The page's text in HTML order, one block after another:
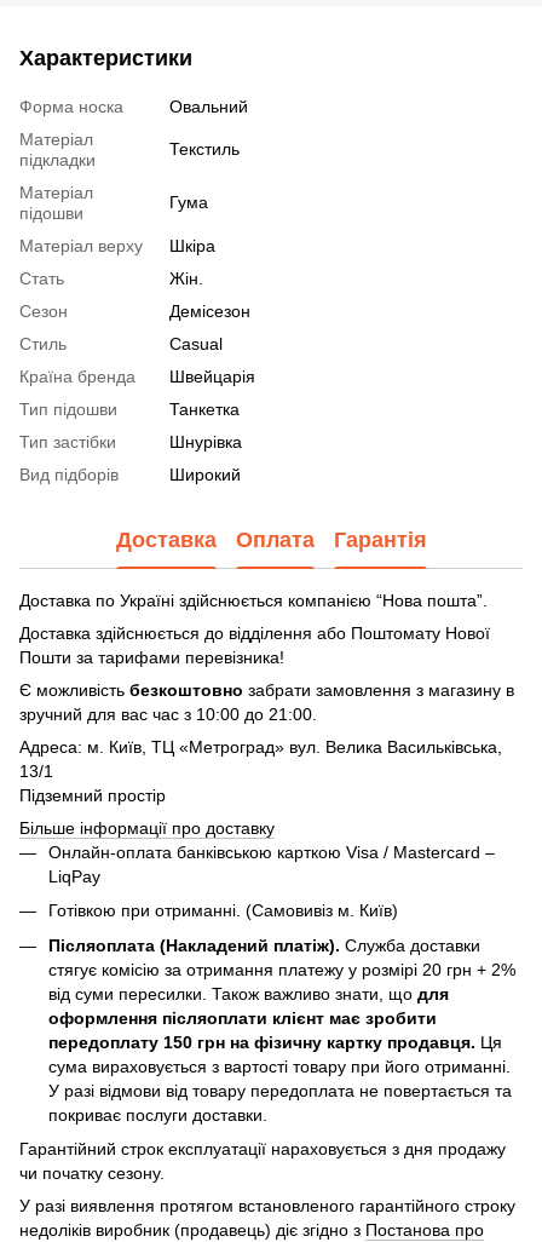
Характеристики
Форма носка
Овальний
Матеріал
підкладки
Текстиль
Матеріал
підошви
Гума
Матеріал верху
Шкіра
Стать
Жін.
Сезон
Демісезон
Стиль
Casual
Країна бренда
Швейцарія
Тип підошви
Танкетка
Тип застібки
Шнурівка
Вид підборів
Широкий
Доставка Оплата Гарантія
Доставка по Україні здійснюється компанією “Нова пошта”.
Доставка здійснюється до відділення або Поштомату Нової
Пошти за тарифами перевізника!
Є можливість безкоштовно забрати замовлення з магазину в
зручний для вас час з 10:00 до 21:00.
Адреса: м. Київ, ТЦ «Метроград» вул. Велика Васильківська,
13/1
Підземний простір
Більше інформації про доставку
Онлайн-оплата банківською карткою Visa / Mastercard –
LiqPay
Готівкою при отриманні. (Самовивіз м. Київ)
Післяоплата (Накладений платіж). Служба доставки
стягує комісію за отримання платежу у розмірі 20 грн + 2%
від суми пересилки. Також важливо знати, що для
оформлення післяоплати клієнт має зробити
передоплату 150 грн на фізичну картку продавця. Ця
сума вираховується з вартості товару при його отриманні.
У разі відмови від товару передоплата не повертається та
покриває послуги доставки.
Гарантійний строк експлуатації нараховується з дня продажу
чи початку сезону.
У разі виявлення протягом встановленого гарантійного строку
недоліків виробник (продавець) діє згідно з Постанова про